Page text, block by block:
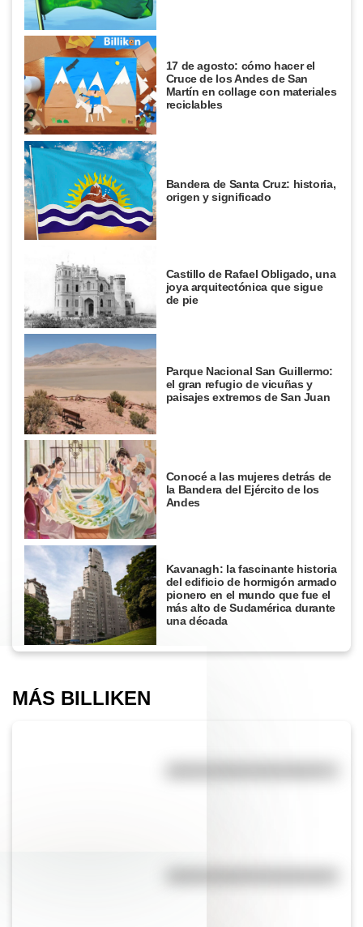
17 de agosto: cómo hacer el
Cruce de los Andes de San
Martín en collage con materiales
reciclables
Bandera de Santa Cruz: historia,
origen y significado
Castillo de Rafael Obligado, una
joya arquitectónica que sigue
de pie
Parque Nacional San Guillermo:
el gran refugio de vicuñas y
paisajes extremos de San Juan
Conocé a las mujeres detrás de
la Bandera del Ejército de los
Andes
Kavanagh: la fascinante historia
del edificio de hormigón armado
pionero en el mundo que fue el
más alto de Sudamérica durante
una década
MÁS BILLIKEN